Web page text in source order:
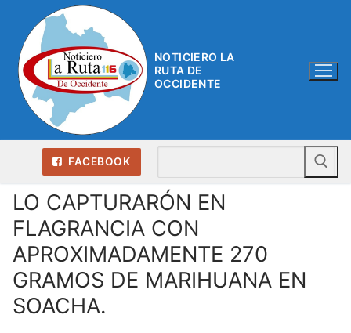
contenido
NOTICIERO LA
RUTA DE
OCCIDENTE
FACEBOOK
LO CAPTURARÓN EN
FLAGRANCIA CON
APROXIMADAMENTE 270
GRAMOS DE MARIHUANA EN
SOACHA.